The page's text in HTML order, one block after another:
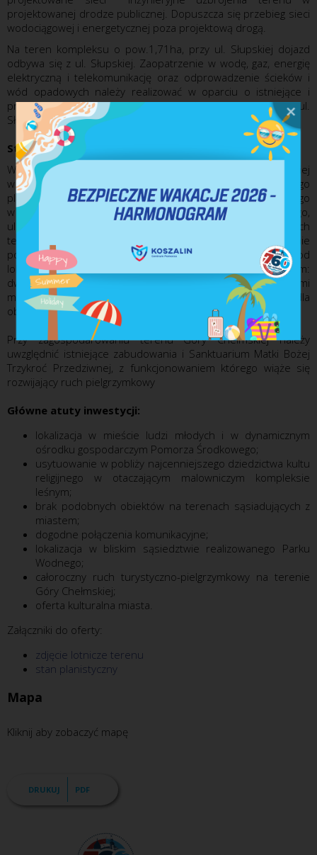
projektowanej drodze publicznej. Dopuszcza się przebieg sieci
wodociągowej i energetycznej poza projektową drogą.
Na teren kompleksu o pow.1,71ha, przy ul. Słupskiej dojazd
odbywa się z ul. Słupskiej. Zaopatrzenie w wodę, gaz, energię
elektryczną i telekomunikację oraz odprowadzenie ścieków i
wód opadowych należy realizować w oparciu o istniejące i
projektowane sieci inżynieryjne uzbrojenia terenu w ul.
Słupskiej.
Stan planistyczny
W planie miejscowym (Uchwała Nr XXI/230/2008 Rady Miejskiej
w Koszalinie z dnia 20 marca 2008 r. w sprawie miejscowego
planu zagospodarowania przestrzennego terenu położonego
w Koszalinie między ulicą Gdańską, granicą lasu komunalnego,
ul. Słupską, ścianą lasu Góry Chełmskiej), dla proponowanych
terenów o łącznej pow. 13,21ha przewidziano przeznaczenie
pod usługi rekreacji, sportu i gastronomii, oraz, m.in. pod
lokalizację trwałych obiektów turystycznych, ze wskazaniem:
dwóch miejsc pod zabudowę kubaturową, zgodnie z zapisami
miejscowego planu zagosdpodarowania przestrzennego dla
obszarów o symbolu 1US i 2US.
Przy zagospodarowaniu terenu Góry Chełmskiej należy
uwzględnić istniejące zabudowania i Sanktuarium Matki Bożej
Trzykroć Przedziwnej, z funkcjonowaniem którego wiąże się
rozwijający ruch pielgrzymkowy
Główne atuty inwestycji:
lokalizacja w mieście ludzi młodych i w dynamicznym
ośrodku gospodarczym Pomorza Środkowego;
usytuowanie w pobliży najcenniejszego dziedzictwa kultu
religijnego w otaczającym malowniczym kompleksie
leśnym;
brak podobnych obiektów na terenach sąsiadujących z
miastem;
dogodne połączenia komunikacyjne;
lokalizacja w bliskim sąsiedztwie realizowanego Parku
Wodnego;
całoroczny ruch turystyczno-pielgrzymkowy na terenie
Góry Chełmskiej;
oferta kulturalna miasta.
Załączniki do oferty:
zdjęcie lotnicze terenu
stan planistyczny
Mapa
Kliknij aby zobaczyć mapę
DRUKUJ PDF